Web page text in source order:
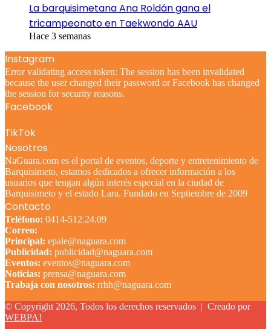
La barquisimetana Ana Roldán gana el
tricampeonato en Taekwondo AAU
Hace 3 semanas
Instagram
Error validating access token: The session has been invalidated
because the user changed their password or Facebook has changed
the session for security reasons.
Facebook
TikTok
Nosotros
NaGuara.com es el portal de eventos, deporte y entretenimiento de
Barquisimeto, estamos dedicados a ofrecer información a los
usuarios que tengan algún interés especial en la ciudad de
Barquisimeto y el estado Lara. Fundado en Septiembre de 2009
Contacto
Teléfono: 0414-512.24.09
Correo:
Principal: epale@naguara.com
Publicidad: publicidad@naguara.com
Eventos: eventos@naguara.com
Noticias: prensa@naguara.com
Trabaja con nosotros: rrhh@naguara.com
© Copyright 2026, Todos los derechos reservados | Creado por
WEBPA!